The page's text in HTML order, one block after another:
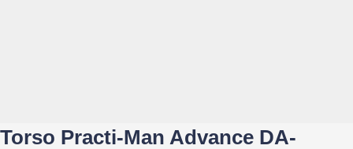
Torso Practi-Man Advance DA-